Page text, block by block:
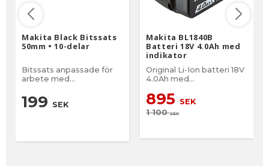
Makita Black Bitssats
50mm • 10-delar
Bitssats anpassade för
arbete med
199 SEK
Makita BL1840B
Batteri 18V 4.0Ah med
indikator
Original Li-Ion batteri 18V
4.0Ah med
895 SEK
1 100SEK